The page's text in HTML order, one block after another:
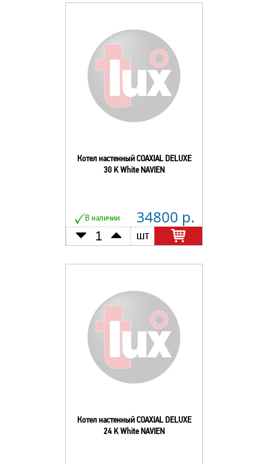
Котел настенный COAXIAL DELUXE
30 K White NAVIEN
В наличии 34800 р.
шт
Котел настенный COAXIAL DELUXE
24 K White NAVIEN